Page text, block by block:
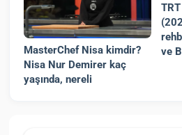
MasterChef Nisa kimdir?
Nisa Nur Demirer kaç
yaşında, nereli
ve